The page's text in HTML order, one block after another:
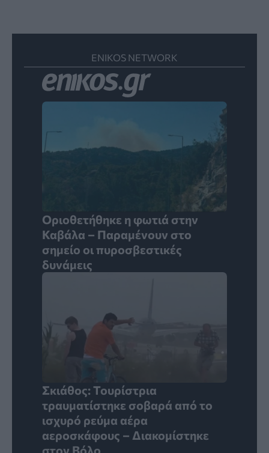
ENIKOS NETWORK
Οριοθετήθηκε η φωτιά στην
Καβάλα – Παραμένουν στο
σημείο οι πυροσβεστικές
δυνάμεις
Σκιάθος: Τουρίστρια
τραυματίστηκε σοβαρά από το
ισχυρό ρεύμα αέρα
αεροσκάφους – Διακομίστηκε
στον Βόλο